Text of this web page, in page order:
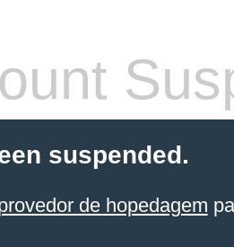
suspended.
de hopedagem